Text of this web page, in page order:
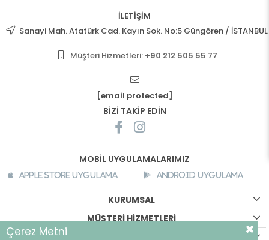
İLETİŞİM
Sanayi Mah. Atatürk Cad. Kayın Sok. No:5 Güngören / İSTANBUL
Müşteri Hizmetleri: +90 212 505 55 77
[email protected]
BİZİ TAKİP EDİN
MOBİL UYGULAMALARIMIZ
Apple Store Uygulama Android Uygulama
KURUMSAL
MÜŞTERİ HİZMETLERİ
Çerez Metni